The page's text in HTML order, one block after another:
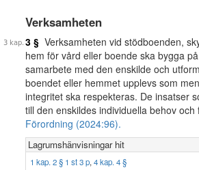
Verksamheten
3 § Verksamheten vid stödboenden,
hem för vård eller boende ska bygga
samarbete med den enskilde och
boendet eller hemmet upplevs som
integritet ska respekteras. De insatser
till den enskildes individuella behov och
Förordning (2024:96).
Lagrumshänvisningar hit
1 kap. 2 § 1 st 3 p, 4 kap. 4 §